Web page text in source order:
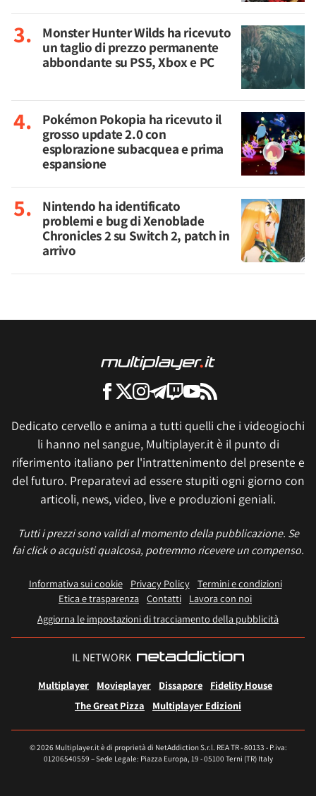
Monster Hunter Wilds ha ricevuto
un taglio di prezzo permanente
abbondante su PS5, Xbox e PC
Pokémon Pokopia ha ricevuto il
grosso update 2.0 con
esplorazione subacquea e prima
espansione
Nintendo ha identificato
problemi e bug di Xenoblade
Chronicles 2 su Switch 2, patch in
arrivo
Dedicato cervello e anima a tutti quelli che i videogiochi
li hanno nel sangue, Multiplayer.it è il punto di
riferimento italiano per l'intrattenimento del presente e
del futuro. Preparatevi ad essere stupiti ogni giorno con
articoli, news, video, live e produzioni geniali.
Tutti i prezzi sono validi al momento della pubblicazione. Se
fai click o acquisti qualcosa, potremmo ricevere un compenso.
Informativa sui cookie Privacy Policy
Termini e condizioni
Etica e trasparenza Contatti
Lavora con noi
Aggiorna le impostazioni di tracciamento della pubblicità
IL NETWORK
Multiplayer Movieplayer Dissapore
Fidelity House
The Great Pizza
Multiplayer Edizioni
© 2026 Multiplayer.it è di proprietà di NetAddiction S.r.l. REA TR - 80133 - P.iva:
01206540559 – Sede Legale: Piazza Europa, 19 - 05100 Terni (TR) Italy